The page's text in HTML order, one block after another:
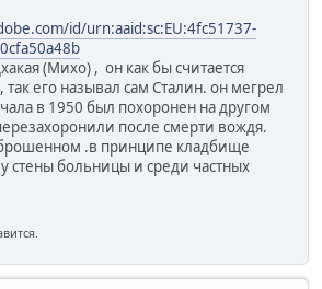
id/urn:aaid:sc:EU:4fc51737-
(Михо) , он как бы считается
его называл сам Сталин. он мегрел
в 1950 был похоронен на другом
после смерти вождя.
.в принципе кладбище
стены больницы и среди частных